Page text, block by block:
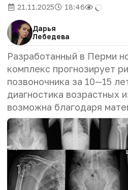
21.11.2025 18:46
Дарья
Лебедева
Разработанный в Перми
комплекс прогнозирует
позвоночника за 10—15
диагностика возрастных
возможна благодаря